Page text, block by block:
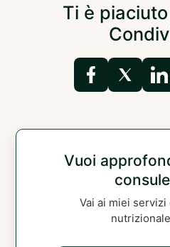
Ti è
Vuoi
Vai ai miei